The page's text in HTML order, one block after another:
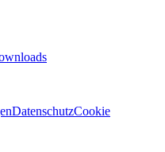
DatenschutzCookie